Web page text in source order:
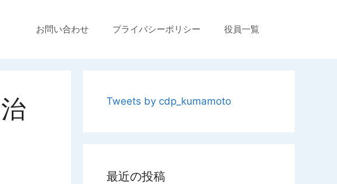
お問い合わせ プライバシーポリシー 役員一覧
Tweets by cdp_kumamoto
最近の投稿